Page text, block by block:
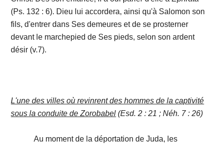
(Ps. 132 : 6). Dieu lui accordera, ainsi qu'à Salomon son
fils, d'entrer dans Ses demeures et de se prosterner
devant le marchepied de Ses pieds, selon son ardent
désir (v.7).
L'une des villes où revinrent des hommes de la captivité
sous la conduite de Zorobabel (Esd. 2 : 21 ; Néh. 7 : 26)
Au moment de la déportation de Juda, les